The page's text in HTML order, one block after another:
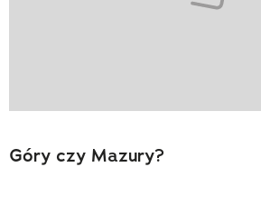
Góry czy Mazury?